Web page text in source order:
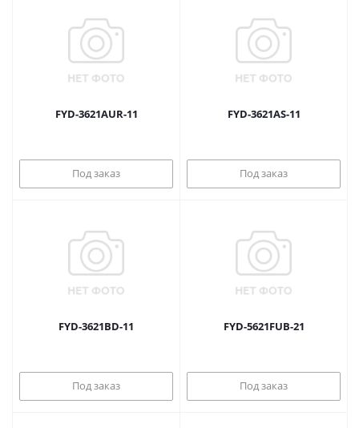
FYD-3621AUR-11
Под заказ
FYD-3621AS-11
Под заказ
FYD-3621BD-11
Под заказ
FYD-5621FUB-21
Под заказ